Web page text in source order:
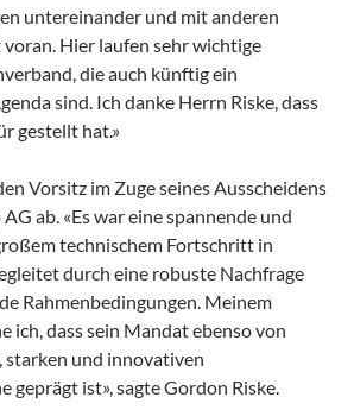
untereinander und mit anderen
Hier laufen sehr wichtige
die auch künftig ein
sind. Ich danke Herrn Riske, dass
gestellt hat.»
Vorsitz im Zuge seines Ausscheidens
ab. «Es war eine spannende und
technischem Fortschritt in
durch eine robuste Nachfrage
Rahmenbedingungen. Meinem
ich, dass sein Mandat ebenso von
starken und innovativen
geprägt ist», sagte Gordon Riske.